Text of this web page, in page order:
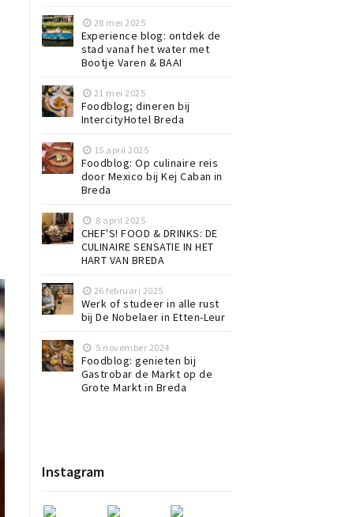
28 mei 2025
Experience blog: ontdek de
stad vanaf het water met
Bootje Varen & BAAI
21 mei 2025
Foodblog; dineren bij
IntercityHotel Breda
15 april 2025
Foodblog: Op culinaire reis
door Mexico bij Kej Caban in
Breda
8 april 2025
CHEF'S! FOOD & DRINKS: DE
CULINAIRE SENSATIE IN HET
HART VAN BREDA
26 februari 2025
Werk of studeer in alle rust
bij De Nobelaer in Etten-Leur
5 november 2024
Foodblog: genieten bij
Gastrobar de Markt op de
Grote Markt in Breda
Instagram